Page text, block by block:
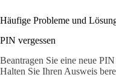
Häufige Probleme und
PIN vergessen
Beantragen Sie eine neue
Halten Sie Ihren Ausweis